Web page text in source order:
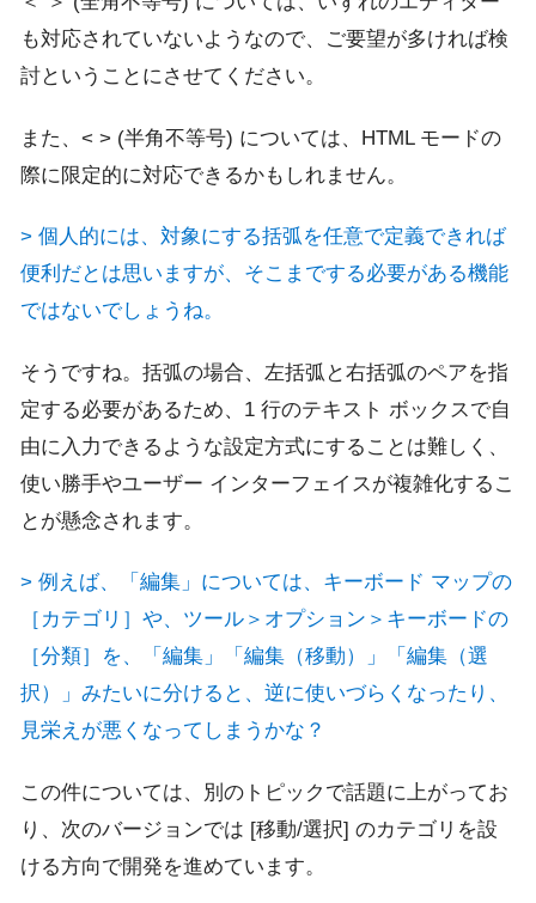
も対応されていないようなので、ご要望が多ければ検
討ということにさせてください。
また、< > (半角不等号) については、HTML モードの
際に限定的に対応できるかもしれません。
> 個人的には、対象にする括弧を任意で定義できれば
便利だとは思いますが、そこまでする必要がある機能
ではないでしょうね。
そうですね。括弧の場合、左括弧と右括弧のペアを指
定する必要があるため、1 行のテキスト ボックスで自
由に入力できるような設定方式にすることは難しく、
使い勝手やユーザー インターフェイスが複雑化するこ
とが懸念されます。
> 例えば、「編集」については、キーボード マップの
［カテゴリ］や、ツール＞オプション＞キーボードの
［分類］を、「編集」「編集（移動）」「編集（選
択）」みたいに分けると、逆に使いづらくなったり、
見栄えが悪くなってしまうかな？
この件については、別のトピックで話題に上がってお
り、次のバージョンでは [移動/選択] のカテゴリを設
ける方向で開発を進めています。